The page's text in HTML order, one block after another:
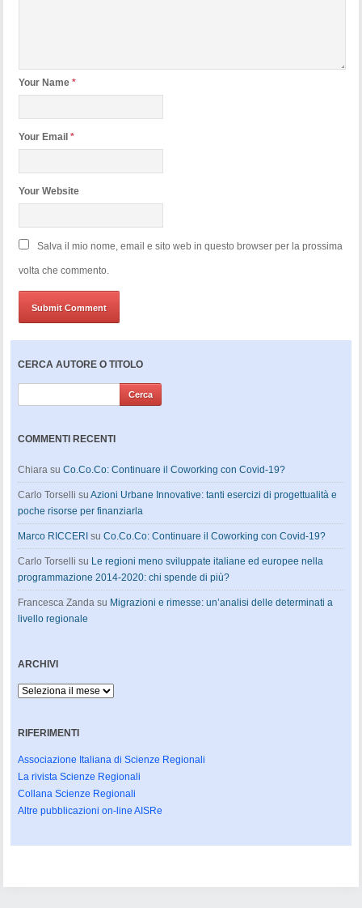
Your Name*
Your Email*
Your Website
Salva il mio nome, email e sito web in questo browser per la prossima
volta che commento.
CERCA AUTORE O TITOLO
COMMENTI RECENTI
Chiarasu Co.Co.Co: Continuare il Coworking con Covid-19?
Carlo Torselli su Azioni Urbane Innovative: tanti esercizi di progettualità e
poche risorse per finanziarla
Marco RICCERI su Co.Co.Co: Continuare il Coworking con Covid-19?
Carlo Torselli su Le regioni meno sviluppate italiane ed europee nella
programmazione 2014-2020: chi spende di più?
Francesca Zandasu Migrazioni e rimesse: un’analisi delle determinati a
livello regionale
ARCHIVI
Archivi
RIFERIMENTI
Associazione Italiana di Scienze Regionali
La rivista Scienze Regionali
Collana Scienze Regionali
Altre pubblicazioni on-line AISRe